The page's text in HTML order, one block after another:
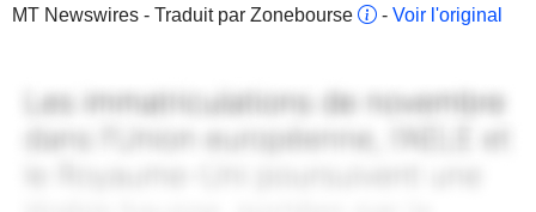
MT Newswires - Traduit par Zonebourse
- Voir l'original